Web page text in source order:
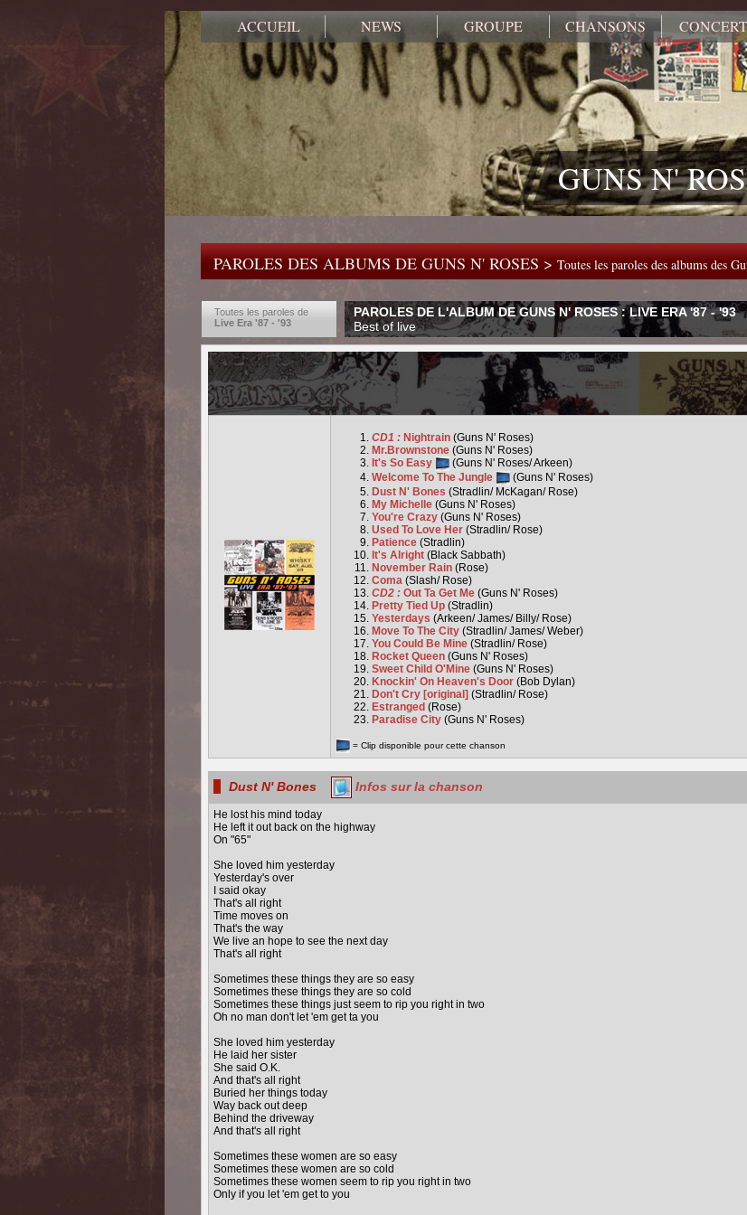
ACCUEIL NEWS GROUPE CHANSONS
GUNS N'
PAROLES DES ALBUMS DE GUNS N' ROSES > Toutes les paroles des albums des
Toutes les paroles de
Live Era '87 - '93
PAROLES DE L'ALBUM DE GUNS N' ROSES : LIVE ERA '87 - '93
Best of live
CD1 : Nightrain (Guns N' Roses)
Mr.Brownstone (Guns N' Roses)
It's So Easy
(Guns N' Roses/ Arkeen)
Welcome To The Jungle
(Guns N' Roses)
Dust N' Bones (Stradlin/ McKagan/ Rose)
My Michelle (Guns N' Roses)
You're Crazy (Guns N' Roses)
Used To Love Her (Stradlin/ Rose)
Patience (Stradlin)
It's Alright (Black Sabbath)
November Rain (Rose)
Coma (Slash/ Rose)
CD2 : Out Ta Get Me (Guns N' Roses)
Pretty Tied Up (Stradlin)
Yesterdays (Arkeen/ James/ Billy/ Rose)
Move To The City (Stradlin/ James/ Weber)
You Could Be Mine (Stradlin/ Rose)
Rocket Queen (Guns N' Roses)
Sweet Child O'Mine (Guns N' Roses)
Knockin' On Heaven's Door (Bob Dylan)
Don't Cry [original] (Stradlin/ Rose)
Estranged (Rose)
Paradise City (Guns N' Roses)
= Clip disponible pour cette chanson
Dust N' Bones Infos sur la chanson
He lost his mind today
He left it out back on the highway
On "65"
She loved him yesterday
Yesterday's over
I said okay
That's all right
Time moves on
That's the way
We live an hope to see the next day
That's all right
Sometimes these things they are so easy
Sometimes these things they are so cold
Sometimes these things just seem to rip you right in two
Oh no man don't let 'em get ta you
She loved him yesterday
He laid her sister
She said O.K.
And that's all right
Buried her things today
Way back out deep
Behind the driveway
And that's all right
Sometimes these women are so easy
Sometimes these women are so cold
Sometimes these women seem to rip you right in two
Only if you let 'em get to you